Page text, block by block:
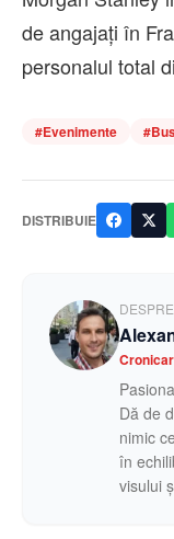
de angajaţi în
personalul total
#Evenimente #
DISTRIBUIE
Dă de
nimic
în
visului